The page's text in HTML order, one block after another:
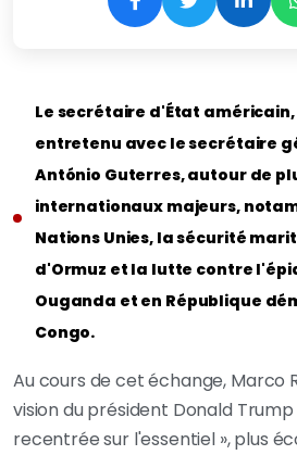
Le secrétaire d'État américain,
entretenu avec le secrétaire
António Guterres, autour de
internationaux majeurs,
Nations Unies, la sécurité
d'Ormuz et la lutte contre
Ouganda et en République
Congo.
Au cours de cet échange, Marco
vision du président Donald Trump
recentrée sur l'essentiel », plus